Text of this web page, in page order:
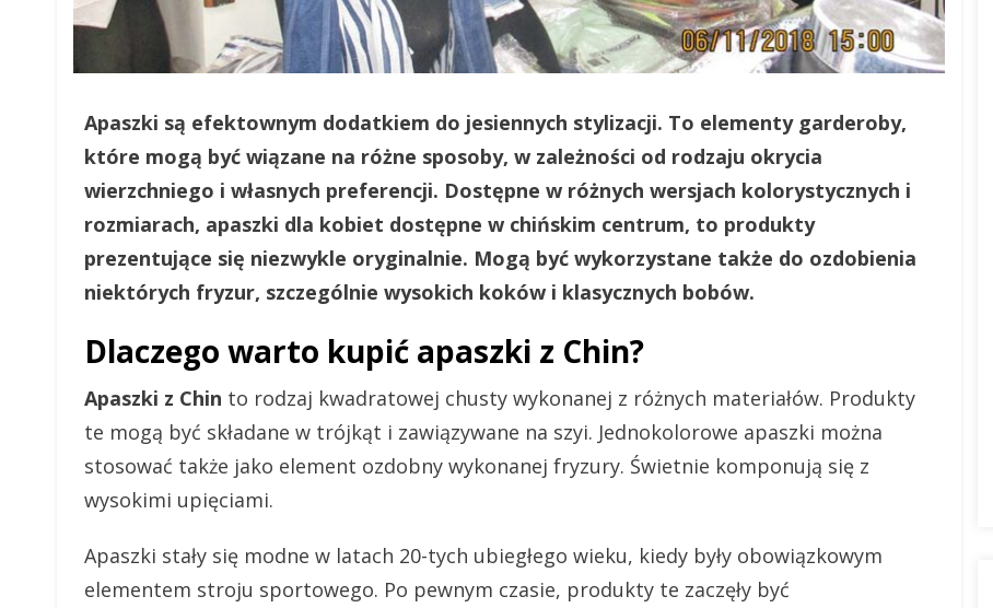
Apaszki są efektownym dodatkiem do jesiennych stylizacji. To elementy garderoby,
które mogą być wiązane na różne sposoby, w zależności od rodzaju okrycia
wierzchniego i własnych preferencji. Dostępne w różnych wersjach kolorystycznych i
rozmiarach, apaszki dla kobiet dostępne w chińskim centrum, to produkty
prezentujące się niezwykle oryginalnie. Mogą być wykorzystane także do ozdobienia
niektórych fryzur, szczególnie wysokich koków i klasycznych bobów.
Dlaczego warto kupić apaszki z Chin?
Apaszki z Chin to rodzaj kwadratowej chusty wykonanej z różnych materiałów. Produkty
te mogą być składane w trójkąt i zawiązywane na szyi. Jednokolorowe apaszki można
stosować także jako element ozdobny wykonanej fryzury. Świetnie komponują się z
wysokimi upięciami.
Apaszki stały się modne w latach 20-tych ubiegłego wieku, kiedy były obowiązkowym
elementem stroju sportowego. Po pewnym czasie, produkty te zaczęły być